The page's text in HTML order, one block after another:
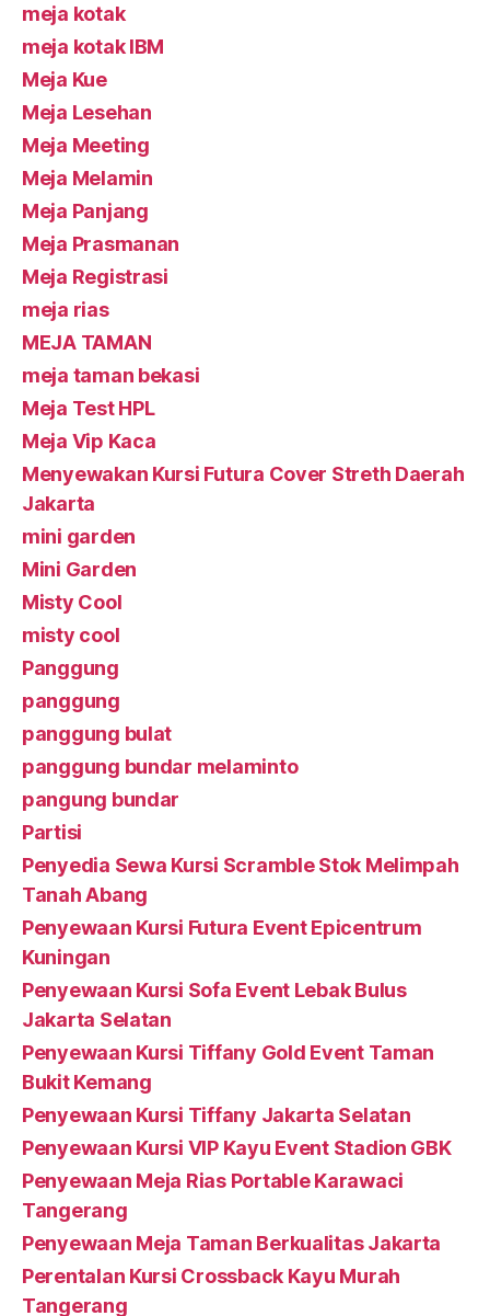
meja kotak
meja kotak IBM
Meja Kue
Meja Lesehan
Meja Meeting
Meja Melamin
Meja Panjang
Meja Prasmanan
Meja Registrasi
meja rias
MEJA TAMAN
meja taman bekasi
Meja Test HPL
Meja Vip Kaca
Menyewakan Kursi Futura Cover Streth Daerah
Jakarta
mini garden
Mini Garden
Misty Cool
misty cool
Panggung
panggung
panggung bulat
panggung bundar melaminto
pangung bundar
Partisi
Penyedia Sewa Kursi Scramble Stok Melimpah
Tanah Abang
Penyewaan Kursi Futura Event Epicentrum
Kuningan
Penyewaan Kursi Sofa Event Lebak Bulus
Jakarta Selatan
Penyewaan Kursi Tiffany Gold Event Taman
Bukit Kemang
Penyewaan Kursi Tiffany Jakarta Selatan
Penyewaan Kursi VIP Kayu Event Stadion GBK
Penyewaan Meja Rias Portable Karawaci
Tangerang
Penyewaan Meja Taman Berkualitas Jakarta
Perentalan Kursi Crossback Kayu Murah
Tangerang